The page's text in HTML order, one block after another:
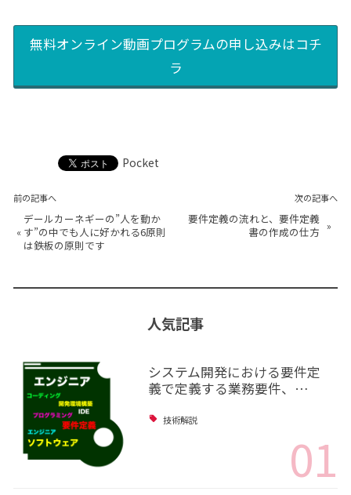
無料オンライン動画プログラムの申し込みはコチ
ラ
Pocket
前の記事へ
«
デールカーネギーの”人を動か
す”の中でも人に好かれる6原則
は鉄板の原則です
次の記事へ
要件定義の流れと、要件定義
書の作成の仕方 »
人気記事
システム開発における要件定
義で定義する業務要件、…
技術解説
01